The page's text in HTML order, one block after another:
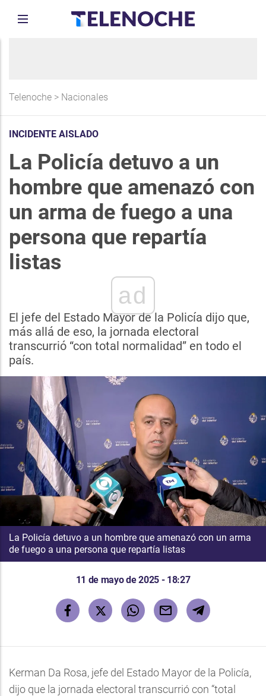
Telenoche > Nacionales
INCIDENTE AISLADO
La Policía detuvo a un
hombre que amenazó con
un arma de fuego a una
persona que repartía
listas
ad
El jefe del Estado Mayor de la Policía dijo que,
más allá de eso, la jornada electoral
transcurrió “con total normalidad” en todo el
país.
La Policía detuvo a un hombre que amenazó con un arma
de fuego a una persona que repartía listas
11 de mayo de 2025 - 18:27
Kerman Da Rosa, jefe del Estado Mayor de la Policía,
dijo que la jornada electoral transcurrió con “total